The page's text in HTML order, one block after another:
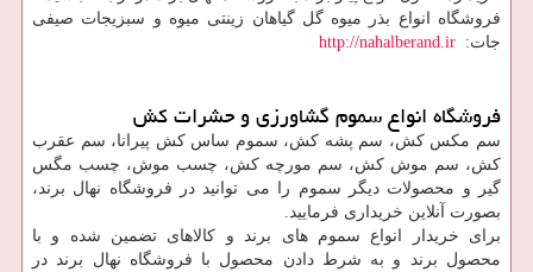
فروشگاه انواع بذر میوه گل گیاهان زینتی میوه و سبزیجات صیفی
جات: http://nahalberand.ir
فروشگاه انواع سموم گشاورزی و حشرات کش
سم مکس کش، سم پشه کش، سموم ساس کش پیرانا، سم عقرب
کش، سم موش کش، سم مورچه کش، چسب موش، چسب مگس
گیر و محصولات دیگر سموم را می توانید در فروشگاه نهال برند،
بصورت آنلاین خریداری فرمایید.
برای خریدار انواع سموم های برند و کالاهای تضمین شده و با
محصول برند و به شرط دادن محصول با فروشگاه نهال برند در